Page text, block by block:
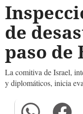
de
paso de
La comitiva de Israel,
y diplomáticos, inicia